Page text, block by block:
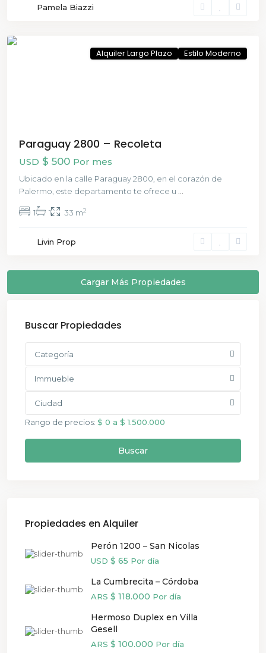
Pamela Biazzi
Alquiler Largo Plazo Estilo Moderno
Paraguay 2800 – Recoleta
USD $ 500 Por mes
Ubicado en la calle Paraguay 2800, en el corazón de
Palermo, este departamento te ofrece u
1 1 33 m2
Livin Prop
Cargar Más Propiedades
Buscar Propiedades
Categoría
Immueble
Ciudad
Rango de precios: $ 0 a $ 1.500.000
Buscar
Propiedades en Alquiler
Perón 1200 – San Nicolas
USD $ 65 Por día
La Cumbrecita – Córdoba
ARS $ 118.000 Por día
Hermoso Duplex en Villa
Gesell
ARS $ 100.000 Por día